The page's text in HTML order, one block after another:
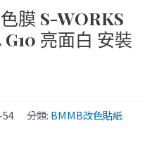
膜 S-WORKS
亮面白 安裝
分類: BMMB改色貼紙